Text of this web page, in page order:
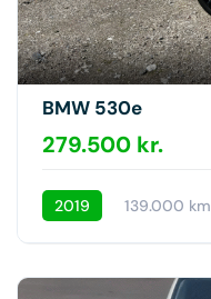
BMW 530e
279.500 kr.
2019 139.000 km